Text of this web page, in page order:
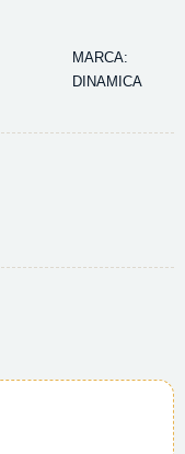
MARCA:
DINAMICA